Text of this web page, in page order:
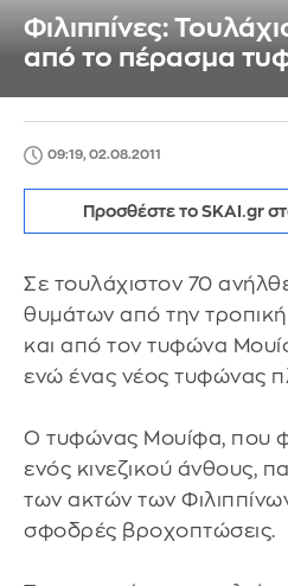
Φιλιππίνες:
από το πέρασμα
09:19, 02.08.2011
Προσθέστε το SKAI.gr
Σε τουλάχιστον 70
θυμάτων από την
και από τον τυφώνα
ενώ ένας νέος τυφώνας
Ο τυφώνας Μουίφα, που
ενός κινεζικού άνθους,
των ακτών των
σφοδρές βροχοπτώσεις.